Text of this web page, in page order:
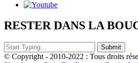
RESTER DANS LA
© Copyright - 2010-2022 : Tous droits